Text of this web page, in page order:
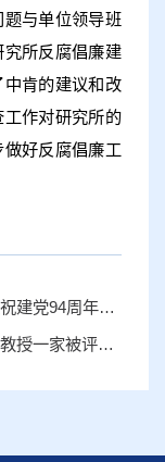
与单位领导班
所反腐倡廉建
肯的建议和改
作对研究所的
好反腐倡廉工
三严三实”专题党课
长春市“最美家庭”